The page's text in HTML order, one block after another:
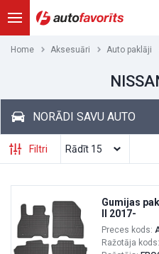
Home Aksesuāri Auto paklāji
NORĀDI SAVU AUTO
Filtri
Gumijas
II 2017-
Preces kods:
Ražotāja kods: